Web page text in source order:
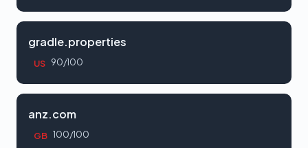
gradle.properties
US 90/100
anz.com
GB 100/100